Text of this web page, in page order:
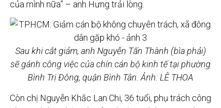
của mình nữa” – anh Hưng trải lòng.
Sau khi cắt giảm, anh Nguyễn Tấn Thành (bìa phải)
sẽ gánh công việc của chín cán bộ kinh tế tại phường
Bình Trị Đông, quận Bình Tân. Ảnh: LÊ THOA
Còn chị Nguyễn Khắc Lan Chi, 36 tuổi, phụ trách công